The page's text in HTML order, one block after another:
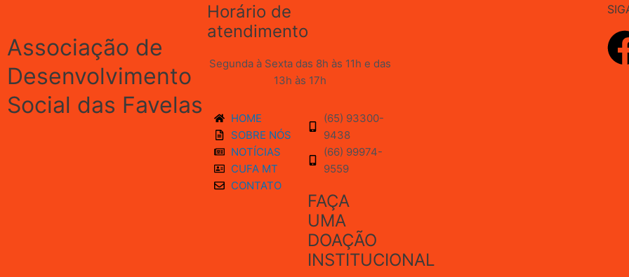
Associação de
Desenvolvimento
Social das Favelas
Horário de
atendimento
Segunda à Sexta das 8h às 11h e das
13h às 17h
HOME
SOBRE NÓS
NOTÍCIAS
CUFA MT
CONTATO
(65) 93300-
9438
(66) 99974-
9559
FAÇA
UMA
DOAÇÃO
INSTITUCIONAL